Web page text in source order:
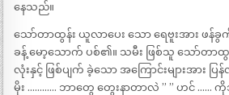
နေသည်။
သော်တာထွန်း ယူလာပေး သော ရေဗူးအား ဖ
ခန့် မော့သောက် ပစ်၏။ သမီး ဖြစ်သူ သော်တာ
လုံးနှင့် ဖြစ်ပျက် ခဲ့သော အကြောင်းများအား ပ
မိုး ………… ဘာတွေ တွေးနာတာလဲ ” ” ဟင် ……